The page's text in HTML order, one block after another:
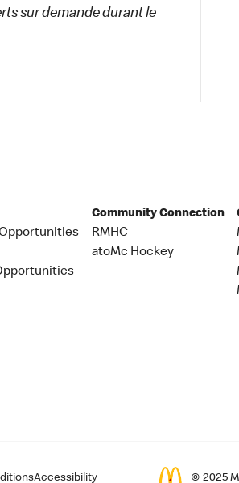
sur demande durant le
Community Connection
RMHC
atoMc Hockey
Accessibility © 2025